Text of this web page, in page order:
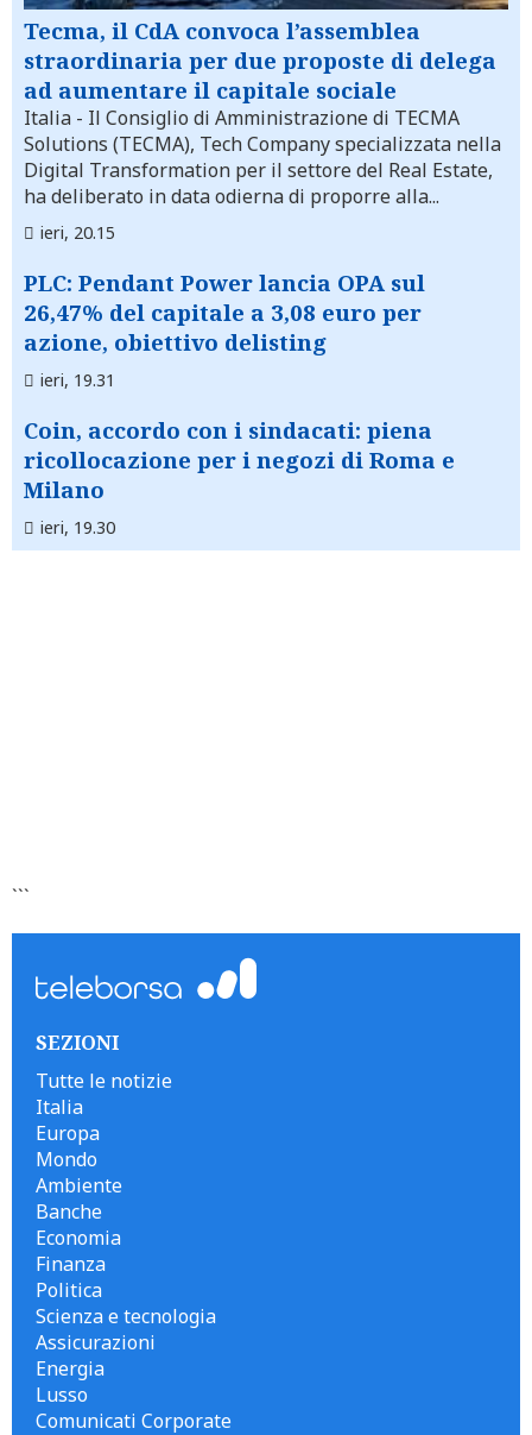
Tecma, il CdA convoca l’assemblea
straordinaria per due proposte di delega
ad aumentare il capitale sociale
Italia - Il Consiglio di Amministrazione di TECMA
Solutions (TECMA), Tech Company specializzata nella
Digital Transformation per il settore del Real Estate,
ha deliberato in data odierna di proporre alla...
ieri, 20.15
PLC: Pendant Power lancia OPA sul
26,47% del capitale a 3,08 euro per
azione, obiettivo delisting
ieri, 19.31
Coin, accordo con i sindacati: piena
ricollocazione per i negozi di Roma e
Milano
ieri, 19.30
```
SEZIONI
Tutte le notizie
Italia
Europa
Mondo
Ambiente
Banche
Economia
Finanza
Politica
Scienza e tecnologia
Assicurazioni
Energia
Lusso
Comunicati Corporate